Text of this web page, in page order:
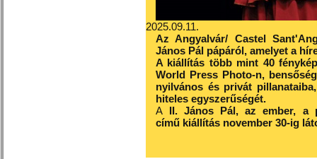
2025.09.11.
Az Angyalvár/ Castel
János Pál pápáról, amelyet a
A kiállítás több mint 40
World Press Photo-n,
nyilvános és privát
hiteles egyszerűségét.
A II. János Pál, az ember, a
című kiállítás november 30-ig